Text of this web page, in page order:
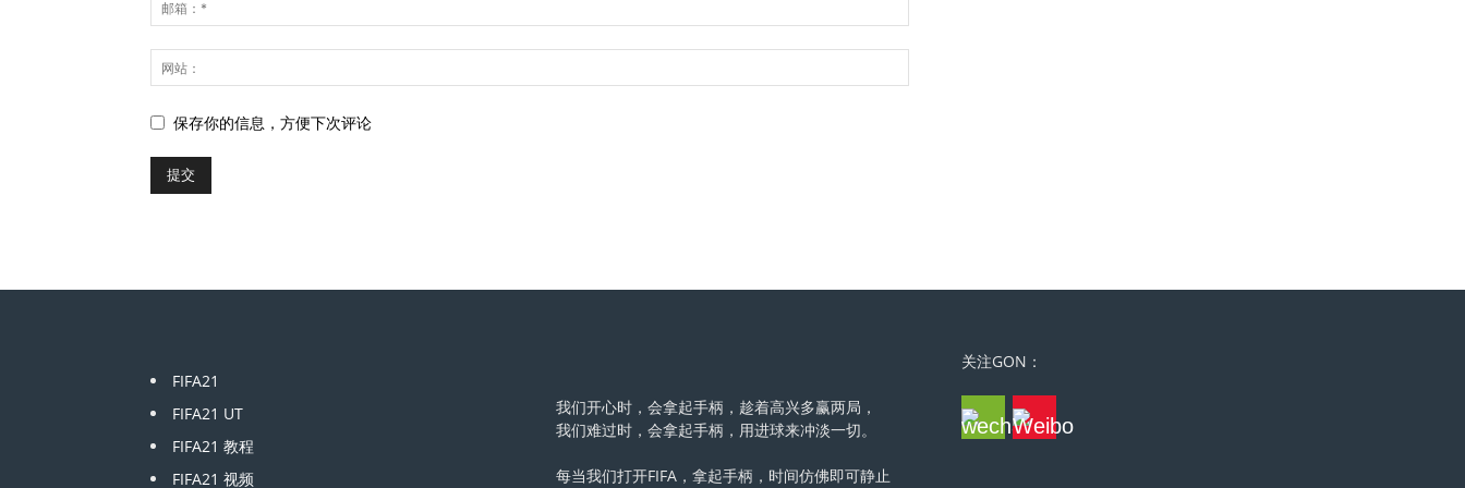
保存你的信息，方便下次评论
FIFA21
FIFA21 UT
FIFA21 教程
FIFA21 视频
我们开心时，会拿起手柄，趁着高兴多赢两局，
我们难过时，会拿起手柄，用进球来冲淡一切。
每当我们打开FIFA，拿起手柄，时间仿佛即可静止
关注GON：